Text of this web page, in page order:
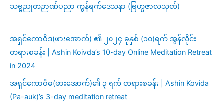
သဗ္ဗညုတဉာဏ်ပညာ ကွန်ရက်ဒေသနာ (ဗြဟ္မဇာလသုတ်)
အရှင်ကောဝိဒ(ဖားအောက်) ၏ ၂၀၂၄ ခုနှစ် (၁၀)ရက် အွန်လိုင်း
တရားစခန်း | Ashin Koivda’s 10-day Online Meditation Retreat
in 2024
အရှင်ကောဝိဓ(ဖားအောက်)၏ ၃ ရက် တရားစခန်း | Ashin Kovida
(Pa-auk)’s 3-day meditation retreat